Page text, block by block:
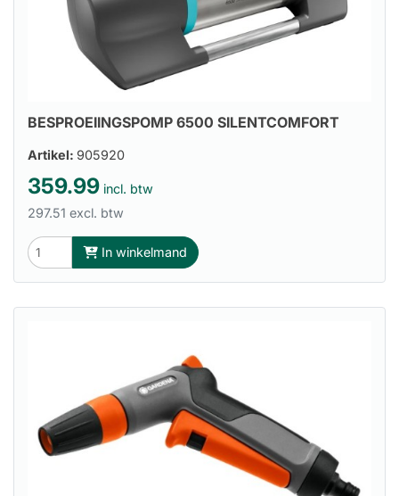
BESPROEIINGSPOMP 6500 SILENTCOMFORT
Artikel: 905920
359.99 incl. btw
297.51 excl. btw
In winkelmand